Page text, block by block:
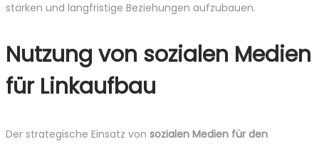
stärken und langfristige Beziehungen aufzubauen.
Nutzung von sozialen Medien
für Linkaufbau
Der strategische Einsatz von sozialen Medien für den